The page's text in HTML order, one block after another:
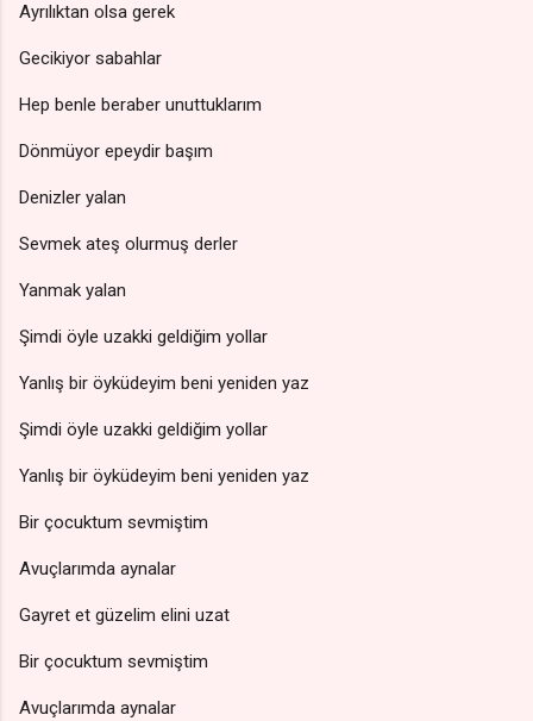
Ayrılıktan olsa gerek
Gecikiyor sabahlar
Hep benle beraber unuttuklarım
Dönmüyor epeydir başım
Denizler yalan
Sevmek ateş olurmuş derler
Yanmak yalan
Şimdi öyle uzakki geldiğim yollar
Yanlış bir öyküdeyim beni yeniden yaz
Şimdi öyle uzakki geldiğim yollar
Yanlış bir öyküdeyim beni yeniden yaz
Bir çocuktum sevmiştim
Avuçlarımda aynalar
Gayret et güzelim elini uzat
Bir çocuktum sevmiştim
Avuçlarımda aynalar